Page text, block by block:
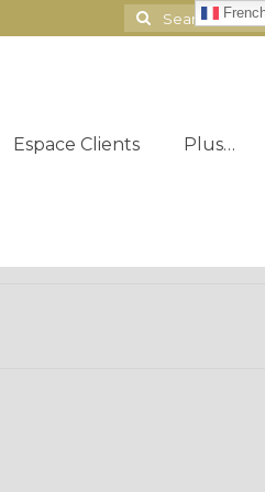
Search
for:
Espace Clients Plus…